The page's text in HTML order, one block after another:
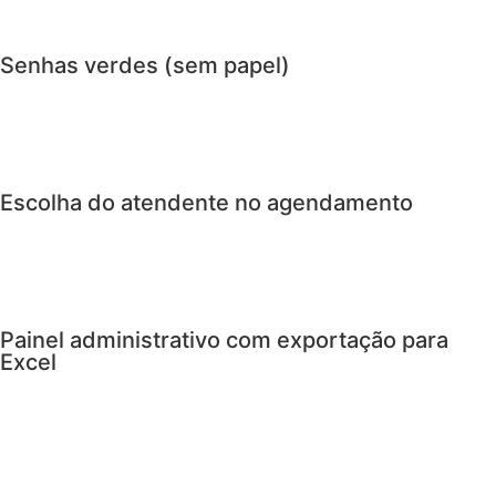
Senhas verdes (sem papel)
Escolha do atendente no agendamento
Painel administrativo com exportação para
Excel